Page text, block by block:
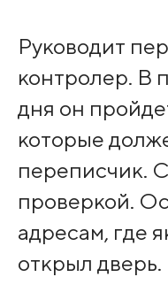
Руководит
контролер. В
дня он
которые
переписчик.
проверкой.
адресам, где
открыл дверь.